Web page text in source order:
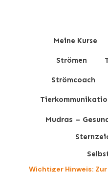
Meine Kurse
Strömen
Strömcoach
Mudras –
Wichtiger Hinweis: